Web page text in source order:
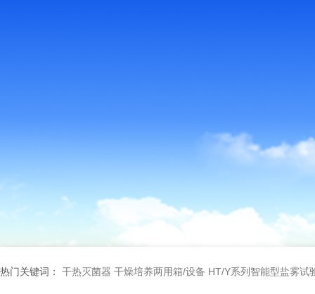
热门关键词： 干热灭菌器 干燥培养两用箱/设备 HT/Y系列智能型盐雾试